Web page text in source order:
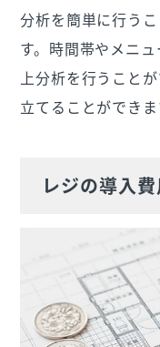
分析を簡単に行う
す。時間帯やメニ
上分析を行うこと
立てることができま
レジの導入